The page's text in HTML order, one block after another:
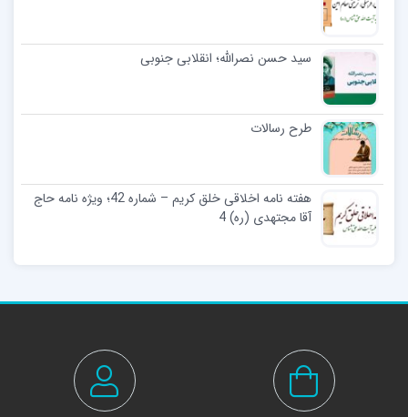
سید حسن نصرالله؛ انقلابی جنوبی
طرح رسالات
هفته نامه اخلاقی خلق کریم – شماره 42؛ ویژه نامه حاج
آقا مجتهدی (ره) 4